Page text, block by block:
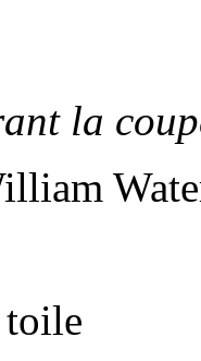
la